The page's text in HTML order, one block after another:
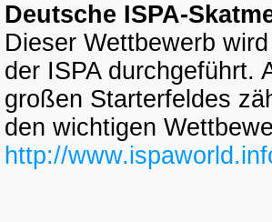
Deutsche ISPA-
Dieser Wettbewerb
der ISPA durchgeführt.
großen Starterfeldes
den wichtigen
http://